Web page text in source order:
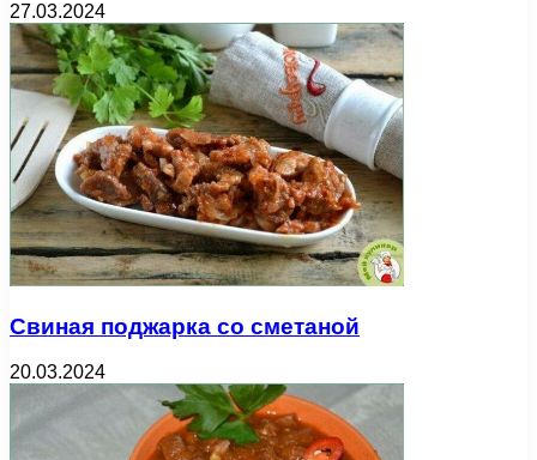
27.03.2024
Свиная поджарка со сметаной
20.03.2024